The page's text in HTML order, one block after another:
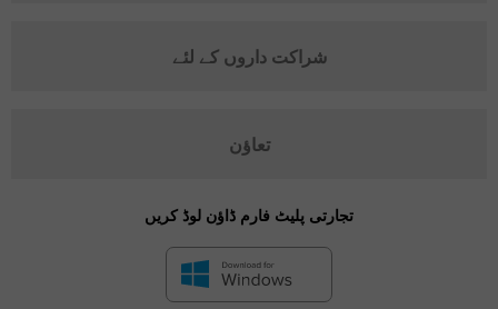
شراکت داروں کے لئے
تعاؤن
تجارتی پلیٹ فارم ڈاؤن لوڈ کریں